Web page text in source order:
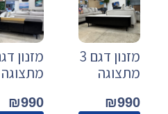
מזנון דגם 3
מתצוגה
₪990
מתצוגה
₪990